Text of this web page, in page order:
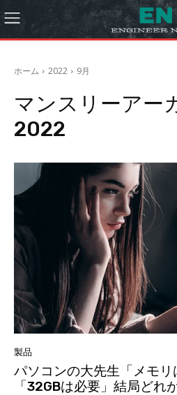
ホーム 2022 9月
マンスリーアー
2022
製品
パソコンの大先生「メモリ
「32GBは必要」結局どれ